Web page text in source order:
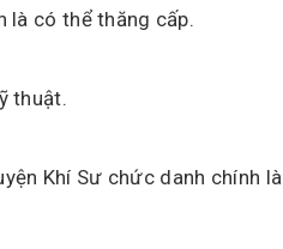
là có thể thăng cấp.
thuật.
Khí Sư chức danh chính là